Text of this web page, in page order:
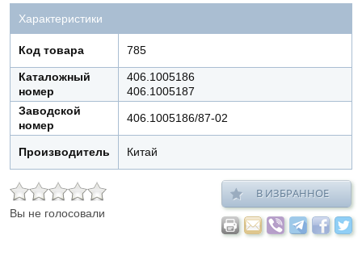
Характеристики
Код товара 785
Каталожный
номер
406.1005186
406.1005187
Заводской
номер
406.1005186/87-02
Производитель Китай
Вы не голосовали
В ИЗБРАННОЕ